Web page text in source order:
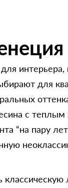
для
с
“на пару